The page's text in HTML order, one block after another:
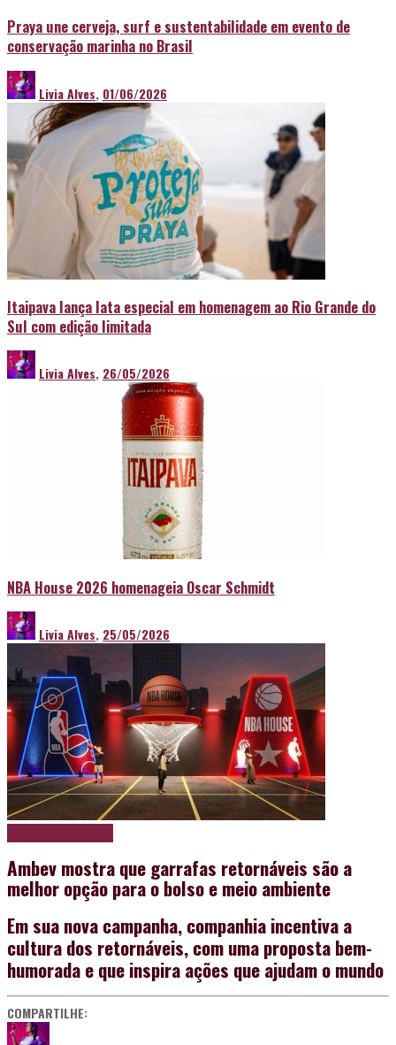
Praya une cerveja, surf e sustentabilidade em evento de
conservação marinha no Brasil
Livia Alves, 01/06/2026
Itaipava lança lata especial em homenagem ao Rio Grande do
Sul com edição limitada
Livia Alves, 26/05/2026
NBA House 2026 homenageia Oscar Schmidt
Livia Alves, 25/05/2026
Ambev mostra que garrafas retornáveis são a
melhor opção para o bolso e meio ambiente
Em sua nova campanha, companhia incentiva a
cultura dos retornáveis, com uma proposta bem-
humorada e que inspira ações que ajudam o mundo
COMPARTILHE: